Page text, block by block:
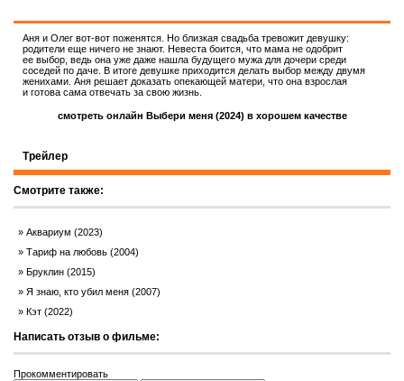
Аня и Олег вот-вот поженятся. Но близкая свадьба тревожит девушку:
родители еще ничего не знают. Невеста боится, что мама не одобрит
ее выбор, ведь она уже даже нашла будущего мужа для дочери среди
соседей по даче. В итоге девушке приходится делать выбор между двумя
женихами. Аня решает доказать опекающей матери, что она взрослая
и готова сама отвечать за свою жизнь.
смотреть онлайн Выбери меня (2024) в хорошем качестве
Трейлер
Смотрите также:
Аквариум (2023)
Тариф на любовь (2004)
Бруклин (2015)
Я знаю, кто убил меня (2007)
Кэт (2022)
Написать отзыв о фильме:
Прокомментировать